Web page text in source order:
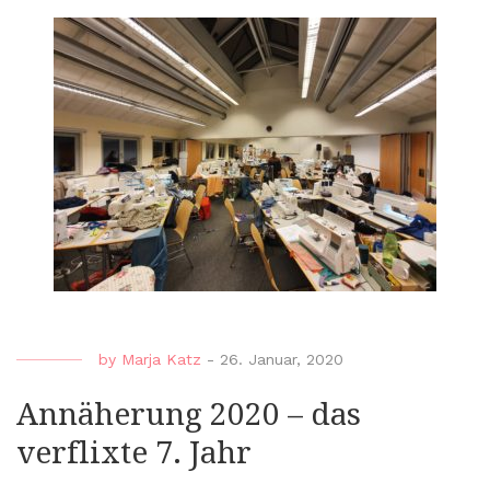
by Marja Katz - 26. Januar, 2020
Annäherung 2020 – das
verflixte 7. Jahr